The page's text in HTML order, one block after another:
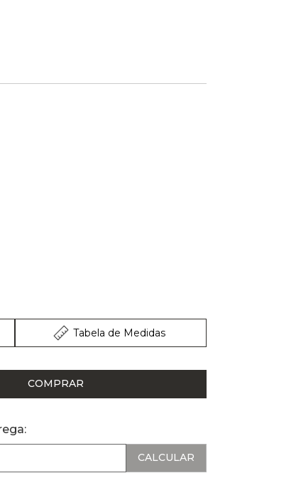
Tabela de Medidas
COMPRAR